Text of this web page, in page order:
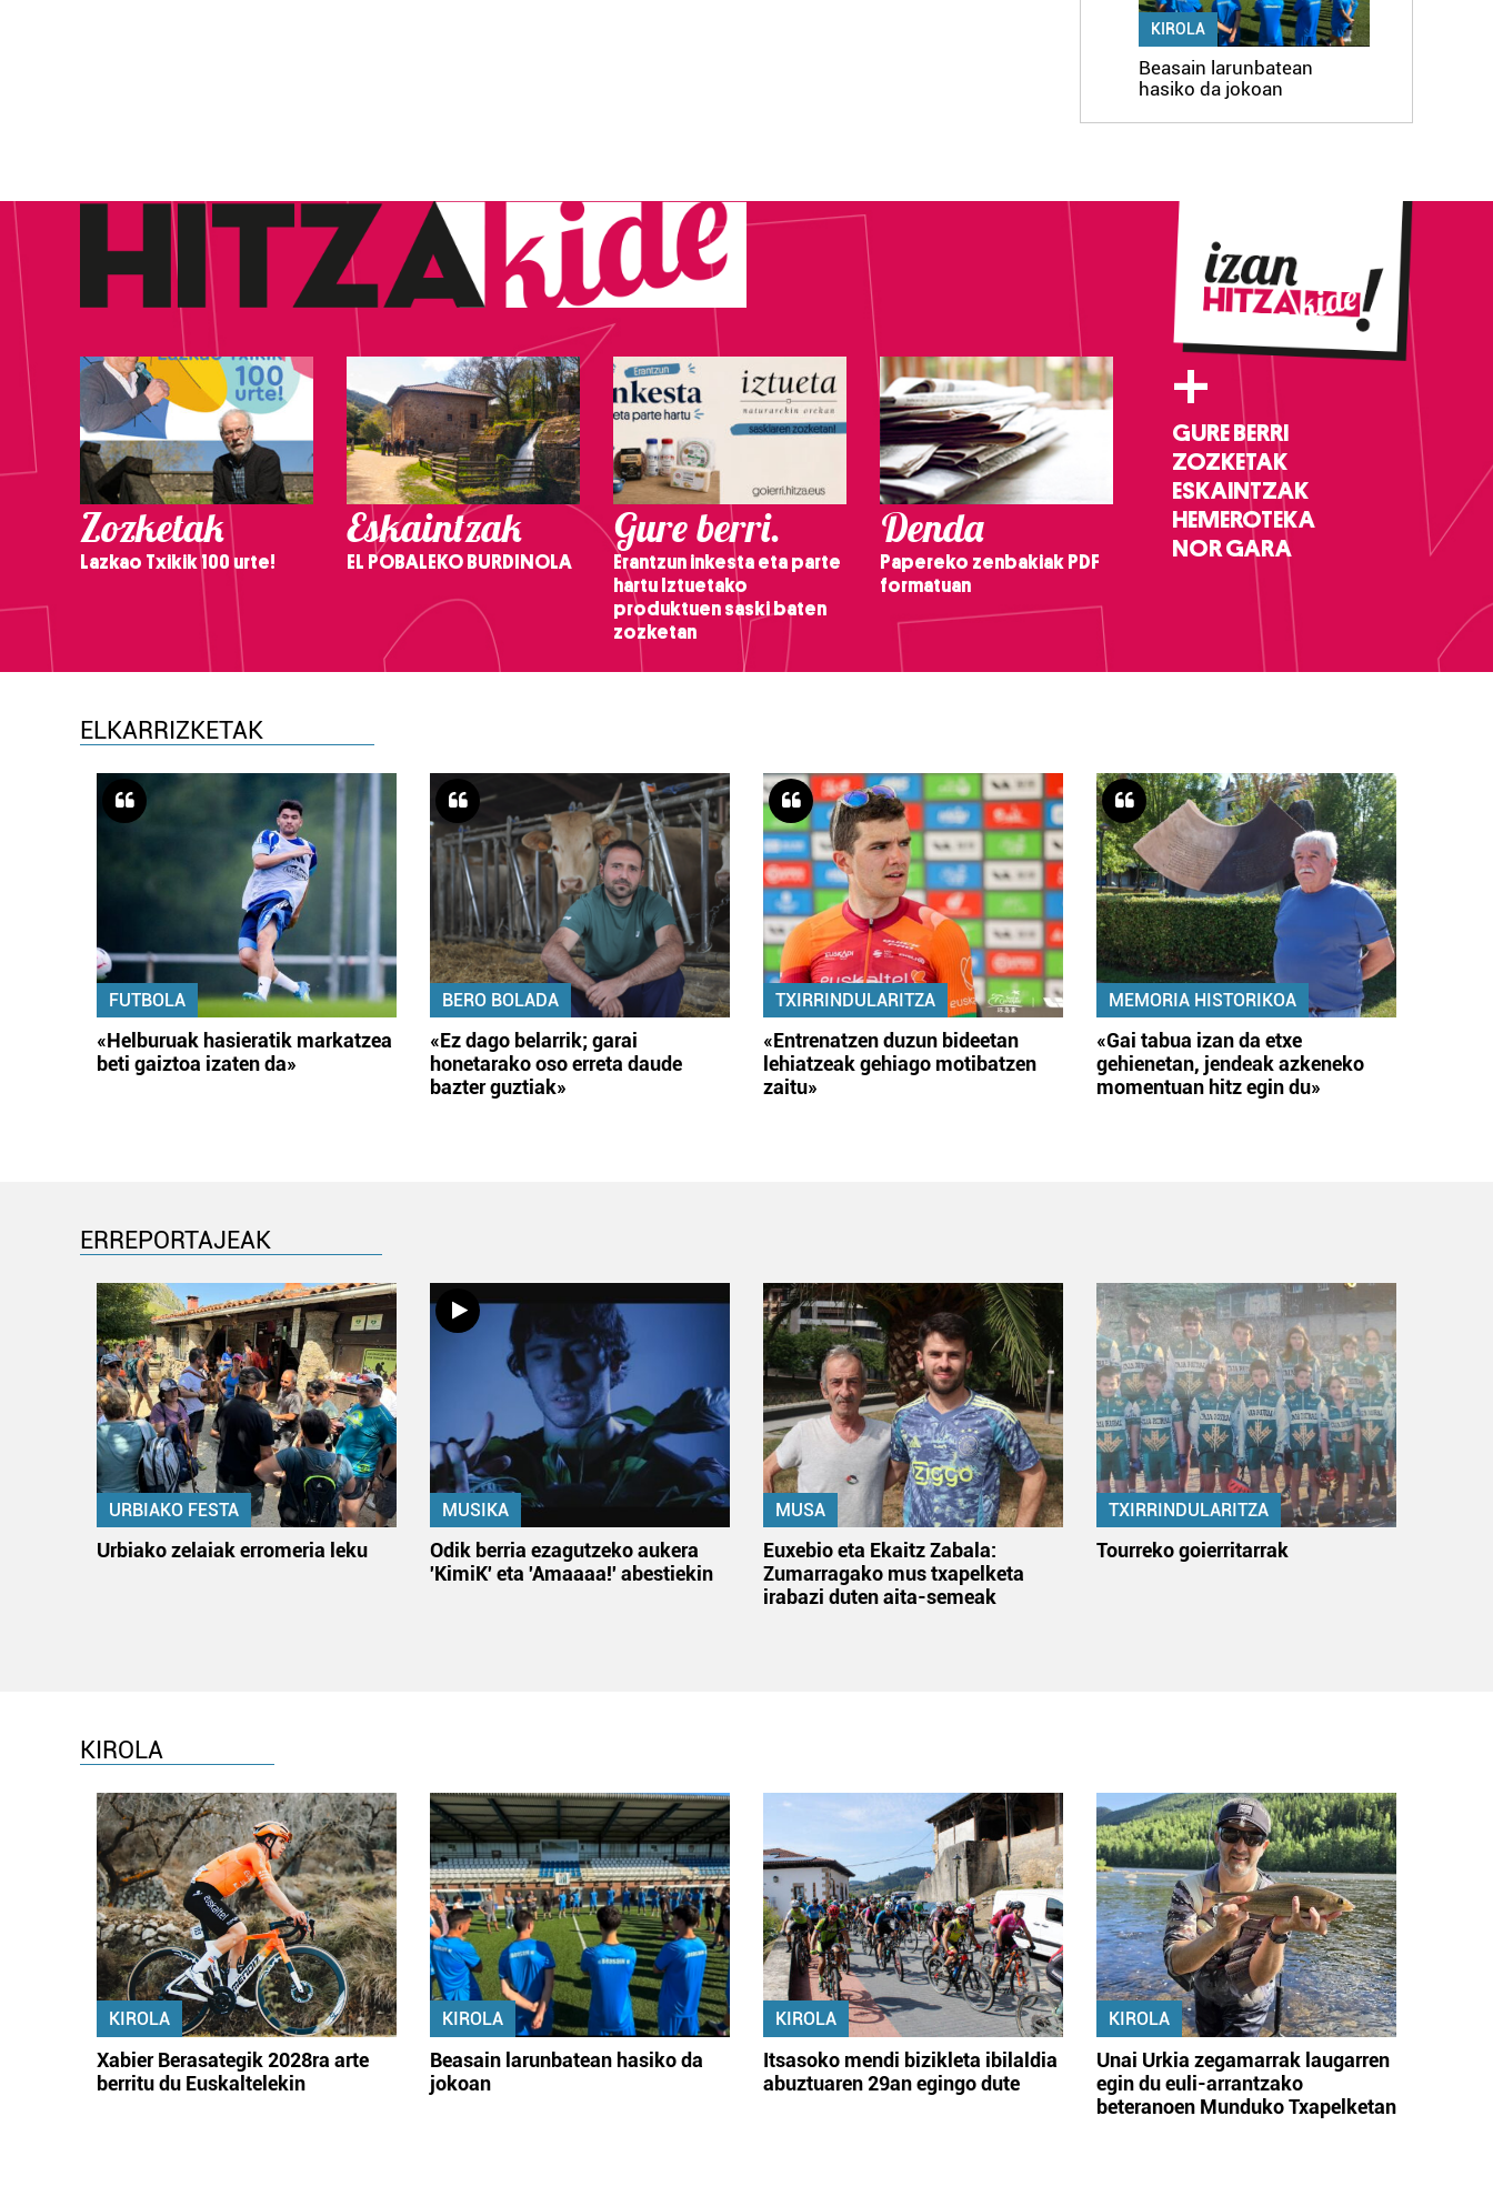
KIROLA
Beasain larunbatean
hasiko da jokoan
Zozketak
Lazkao Txikik 100 urte!
Eskaintzak
EL POBALEKO BURDINOLA
Gure berri.
Erantzun inkesta eta parte
hartu Iztuetako
produktuen saski baten
zozketan
Denda
Papereko zenbakiak PDF
formatuan
+
GURE BERRI
ZOZKETAK
ESKAINTZAK
HEMEROTEKA
NOR GARA
ELKARRIZKETAK
FUTBOLA
«Helburuak hasieratik markatzea
beti gaiztoa izaten da»
BERO BOLADA
«Ez dago belarrik; garai
honetarako oso erreta daude
bazter guztiak»
TXIRRINDULARITZA
«Entrenatzen duzun bideetan
lehiatzeak gehiago motibatzen
zaitu»
MEMORIA HISTORIKOA
«Gai tabua izan da etxe
gehienetan, jendeak azkeneko
momentuan hitz egin du»
ERREPORTAJEAK
URBIAKO FESTA
Urbiako zelaiak erromeria leku
MUSIKA
Odik berria ezagutzeko aukera
'KimiK' eta 'Amaaaa!' abestiekin
MUSA
Euxebio eta Ekaitz Zabala:
Zumarragako mus txapelketa
irabazi duten aita-semeak
TXIRRINDULARITZA
Tourreko goierritarrak
KIROLA
KIROLA
Xabier Berasategik 2028ra arte
berritu du Euskaltelekin
KIROLA
Beasain larunbatean hasiko da
jokoan
KIROLA
Itsasoko mendi bizikleta ibilaldia
abuztuaren 29an egingo dute
KIROLA
Unai Urkia zegamarrak laugarren
egin du euli-arrantzako
beteranoen Munduko Txapelketan